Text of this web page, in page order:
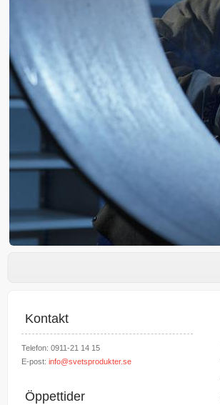
Kontakt
Telefon: 0911-21 14 15
E-post: info@svetsprodukter.se
Öppettider